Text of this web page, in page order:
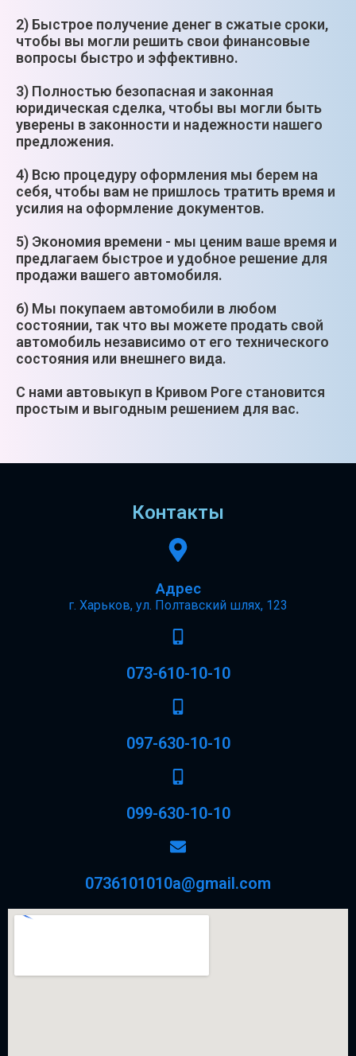
2) Быстрое получение денег в сжатые сроки,
чтобы вы могли решить свои финансовые
вопросы быстро и эффективно.
3) Полностью безопасная и законная
юридическая сделка, чтобы вы могли быть
уверены в законности и надежности нашего
предложения.
4) Всю процедуру оформления мы берем на
себя, чтобы вам не пришлось тратить время и
усилия на оформление документов.
5) Экономия времени - мы ценим ваше время и
предлагаем быстрое и удобное решение для
продажи вашего автомобиля.
6) Мы покупаем автомобили в любом
состоянии, так что вы можете продать свой
автомобиль независимо от его технического
состояния или внешнего вида.
С нами автовыкуп в Кривом Роге становится
простым и выгодным решением для вас.
Контакты
Адрес
г. Харьков, ул. Полтавский шлях, 123
073-610-10-10
097-630-10-10
099-630-10-10
0736101010a@gmail.com